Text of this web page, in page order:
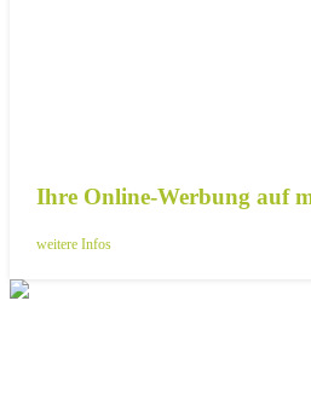
Ihre Online-Werbung auf
weitere Infos